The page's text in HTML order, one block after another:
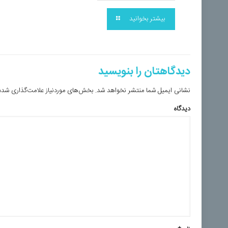
بیشتر بخوانید
دیدگاهتان را بنویسید
نشانی ایمیل شما منتشر نخواهد شد. بخش‌های موردنیاز علامت‌گذاری
دیدگاه